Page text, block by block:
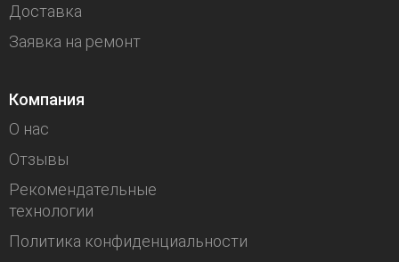
Доставка
Заявка на ремонт
Компания
О нас
Отзывы
Рекомендательные
технологии
Политика конфиденциальности